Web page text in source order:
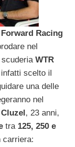
Forward Racing
nel
WTR
scelto il
una delle
nel
Cluzel, 23 anni,
tra 125, 250 e
carriera: